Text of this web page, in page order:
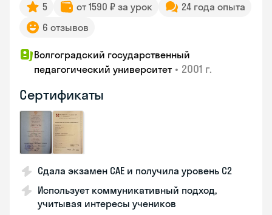
5 от 1590 ₽ за урок
24 года опыта
6 отзывов
Волгоградский государственный
педагогический университет • 2001 г.
Сертификаты
Сдала экзамен CAE и получила уровень С2
Использует коммуникативный подход,
учитывая интересы учеников